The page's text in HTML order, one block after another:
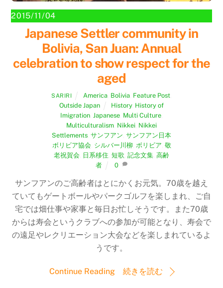
2015/11/04
Japanese Settler community in
Bolivia, San Juan: Annual
celebration to show respect for the
aged
SARIRI America, Bolivia, Feature Post,
Outside Japan
History, History of
Imigration Japanese Multi Culture
Multiculturalism Nikkei Nikkei
Settlements サンフアン サンフアン日本
ボリビア協会 シルバー川柳 ボリビア 敬
老祝賀会
日系移住 短歌 記念文集 高齢
者
0
サンフアンのご高齢者はとにかくお元気。70歳を越え
ていてもゲートボールやパークゴルフを楽しまれ、ご自
宅では畑仕事や家事と毎日お忙しそうです。また70歳
からは寿会というクラブへの参加が可能となり、寿会で
の遠足やレクリエーション大会などを楽しまれているよ
うです。
Continue Reading 続きを読む